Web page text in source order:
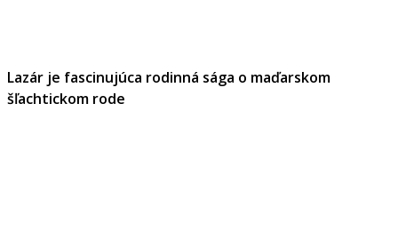
Lazár je fascinujúca rodinná sága o maďarskom
šľachtickom rode